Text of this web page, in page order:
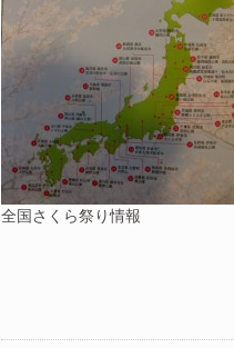
全国さくら祭り情報